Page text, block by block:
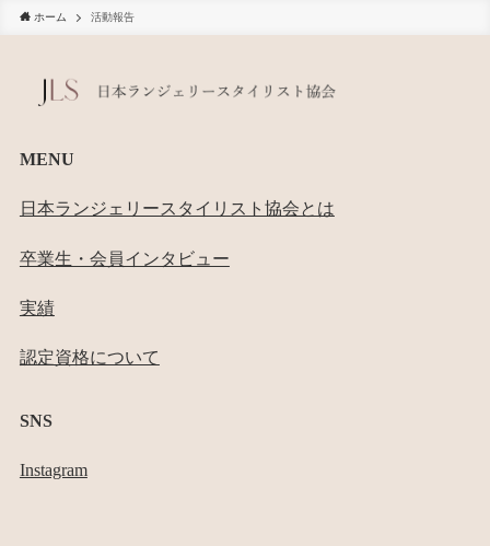
ホーム 活動報告
MENU
日本ランジェリースタイリスト協会とは
卒業生・会員インタビュー
実績
認定資格について
SNS
Instagram